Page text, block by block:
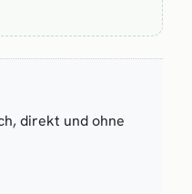
direkt und ohne